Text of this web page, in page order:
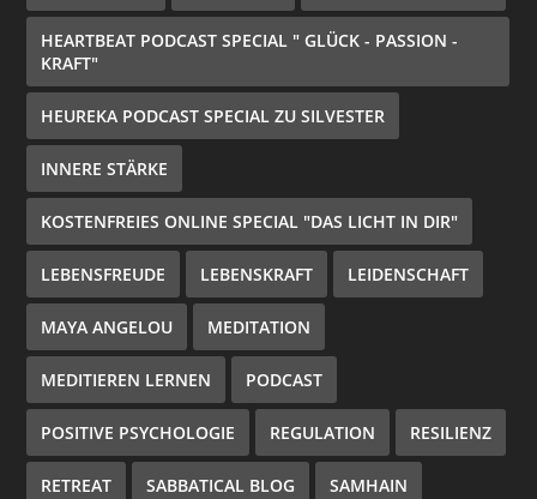
HEARTBEAT PODCAST SPECIAL " GLÜCK - PASSION -
KRAFT"
HEUREKA PODCAST SPECIAL ZU SILVESTER
INNERE STÄRKE
KOSTENFREIES ONLINE SPECIAL "DAS LICHT IN DIR"
LEBENSFREUDE LEBENSKRAFT LEIDENSCHAFT
MAYA ANGELOU MEDITATION
MEDITIEREN LERNEN PODCAST
POSITIVE PSYCHOLOGIE REGULATION RESILIENZ
RETREAT SABBATICAL BLOG SAMHAIN